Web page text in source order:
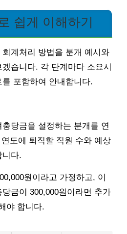
쉽게 이해하기
계처리 방법을 분개 예시와
습니다. 각 단계마다 소요시
포함하여 안내합니다.
당금을 설정하는 분개를 연
도에 퇴직할 직원 수와 예상
니다.
원이라고 가정하고, 이
금이 300,000원이라면 추가
야 합니다.